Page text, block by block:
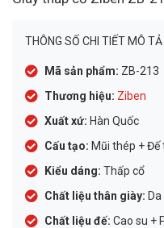
THÔNG SỐ CHI TIẾT MÔ
Mã sản phẩm: ZB-213
Thương hiệu: Ziben
Xuất xứ: Hàn Quốc
Cấu tạo: Mũi thép + Đế
Kiểu dáng: Thấp cổ
Chất liệu thân giày:
Chất liệu đế: Cao su +